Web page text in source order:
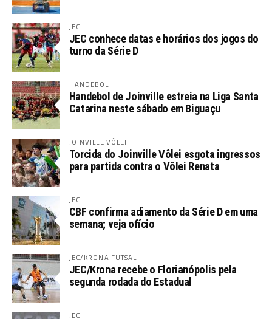
JEC
JEC conhece datas e horários dos jogos do
turno da Série D
HANDEBOL
Handebol de Joinville estreia na Liga Santa
Catarina neste sábado em Biguaçu
JOINVILLE VÔLEI
Torcida do Joinville Vôlei esgota ingressos
para partida contra o Vôlei Renata
JEC
CBF confirma adiamento da Série D em uma
semana; veja ofício
JEC/KRONA FUTSAL
JEC/Krona recebe o Florianópolis pela
segunda rodada do Estadual
JEC